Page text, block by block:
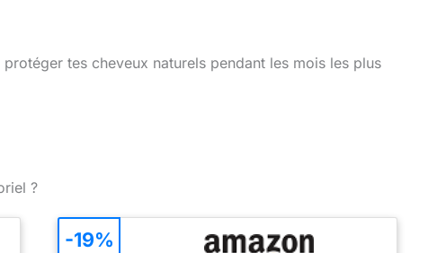
tes cheveux naturels pendant les mois les plus
?
-19%